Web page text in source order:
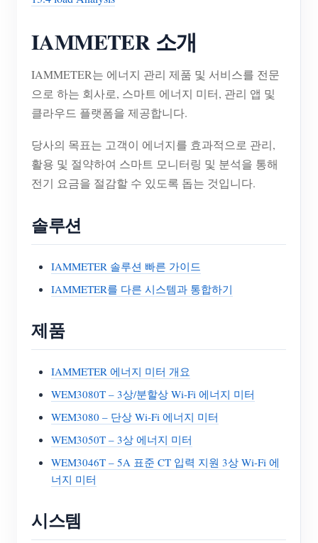
IAMMETER 소개
IAMMETER는 에너지 관리 제품 및 서비스를 전문
으로 하는 회사로, 스마트 에너지 미터, 관리 앱 및
클라우드 플랫폼을 제공합니다.
당사의 목표는 고객이 에너지를 효과적으로 관리,
활용 및 절약하여 스마트 모니터링 및 분석을 통해
전기 요금을 절감할 수 있도록 돕는 것입니다.
솔루션
IAMMETER 솔루션 빠른 가이드
IAMMETER를 다른 시스템과 통합하기
제품
IAMMETER 에너지 미터 개요
WEM3080T – 3상/분할상 Wi-Fi 에너지 미터
WEM3080 – 단상 Wi-Fi 에너지 미터
WEM3050T – 3상 에너지 미터
WEM3046T – 5A 표준 CT 입력 지원 3상 Wi-Fi 에
너지 미터
시스템